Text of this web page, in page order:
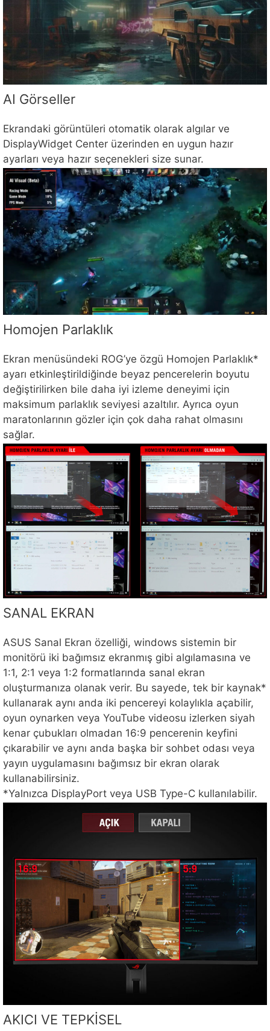
AI Görseller
Ekrandaki görüntüleri otomatik olarak algılar ve
DisplayWidget Center üzerinden en uygun hazır
ayarları veya hazır seçenekleri size sunar.
Homojen Parlaklık
Ekran menüsündeki ROG’ye özgü Homojen Parlaklık*
ayarı etkinleştirildiğinde beyaz pencerelerin boyutu
değiştirilirken bile daha iyi izleme deneyimi için
maksimum parlaklık seviyesi azaltılır. Ayrıca oyun
maratonlarının gözler için çok daha rahat olmasını
sağlar.
SANAL EKRAN
ASUS Sanal Ekran özelliği, windows sistemin bir
monitörü iki bağımsız ekranmış gibi algılamasına ve
1:1, 2:1 veya 1:2 formatlarında sanal ekran
oluşturmanıza olanak verir. Bu sayede, tek bir kaynak*
kullanarak aynı anda iki pencereyi kolaylıkla açabilir,
oyun oynarken veya YouTube videosu izlerken siyah
kenar çubukları olmadan 16:9 pencerenin keyfini
çıkarabilir ve aynı anda başka bir sohbet odası veya
yayın uygulamasını bağımsız bir ekran olarak
kullanabilirsiniz.
*Yalnızca DisplayPort veya USB Type-C kullanılabilir.
AKICI VE TEPKİSEL